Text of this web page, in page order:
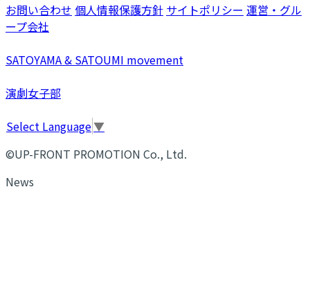
お問い合わせ 個人情報保護方針 サイトポリシー 運営・グル
ープ会社
SATOYAMA & SATOUMI movement
演劇女子部
Select Language▼
©UP-FRONT PROMOTION Co., Ltd.
News